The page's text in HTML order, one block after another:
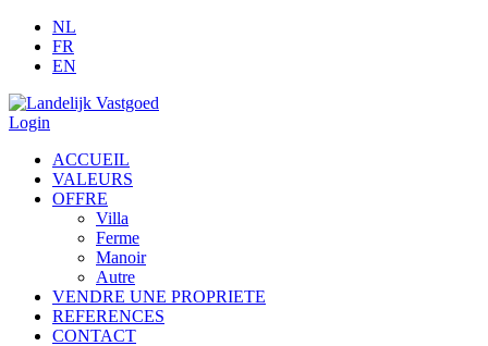
NL
FR
EN
Login
ACCUEIL
VALEURS
OFFRE
Villa
Ferme
Manoir
Autre
VENDRE UNE PROPRIETE
REFERENCES
CONTACT